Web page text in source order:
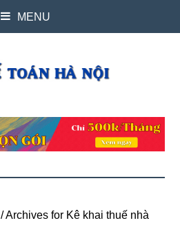
MENU
/Archives for Kê khai thuế nhà